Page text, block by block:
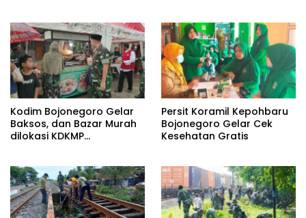
Kodim Bojonegoro Gelar
Baksos, dan Bazar Murah
dilokasi KDKMP
Persit Koramil Kepohbaru
Bojonegoro Gelar Cek
Kesehatan Gratis